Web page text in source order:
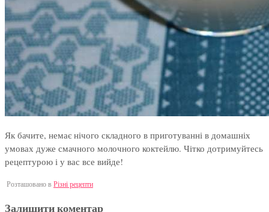
Як бачите, немає нічого складного в приготуванні в домашніх
умовах дуже смачного молочного коктейлю. Чітко дотримуйтесь
рецептурою і у вас все вийде!
Розташовано в Різні рецепти
Залишити коментар